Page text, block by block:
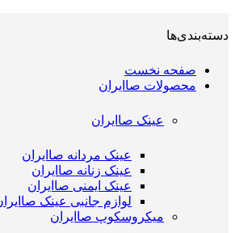
دسته‌بندی‌ها
صفحه نخست
محصولات صاایران
عینک صاایران
عینک مردانه صاایران
عینک زنانه صاایران
عینک ایمنی صاایران
لوازم جانبی عینک
میکروسکوپ صاایران